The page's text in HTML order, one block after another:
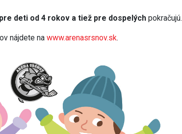
pre deti od 4 rokov a tiež pre dospelýchpokračujú.
nájdete nawww.arenasrsnov.sk.